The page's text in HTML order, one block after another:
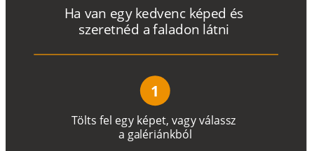
Tölts fel egy képet, vagyválassz
a galériánkból
Ha van egy kedvenc képed és
szeretnéd a faladon látni
1